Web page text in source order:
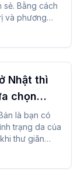
sẻ. Bằng cách
và phương
dụng nó ngay
Nhật thì
chọn
là bạn có
trạng da của
thư giãn
tra và lựa